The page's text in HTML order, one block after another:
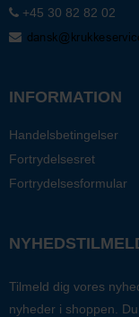
+45 30 82 82 02
INFORMATION
Handelsbetingelser
Fortrydelsesret
Fortrydelsesformular
Tilmeld dig vores
nyheder i shoppen.